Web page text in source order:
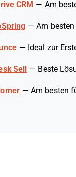
CRM — Am
—Am
— Ideal zur
Sell — Beste
—Am besten